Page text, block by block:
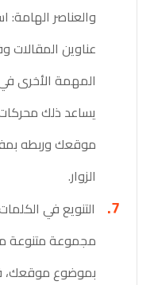
والعناصر الهامة:
عناوين المقالات
المهمة الأخرى
يساعد ذلك
موقعك وربطه
الزوار.
التنويع في
مجموعة متنوعة
بموضوع موقعك،